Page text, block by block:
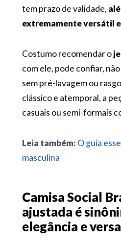
tem prazo de validade,
extremamente versátil
Costumo recomendar o
com ele, pode confiar,
sem pré-lavagem ou
clássico e atemporal, a
casuais ou semi-formais
Leia também: O guia
masculina
Camisa Social
ajustada é
elegância e